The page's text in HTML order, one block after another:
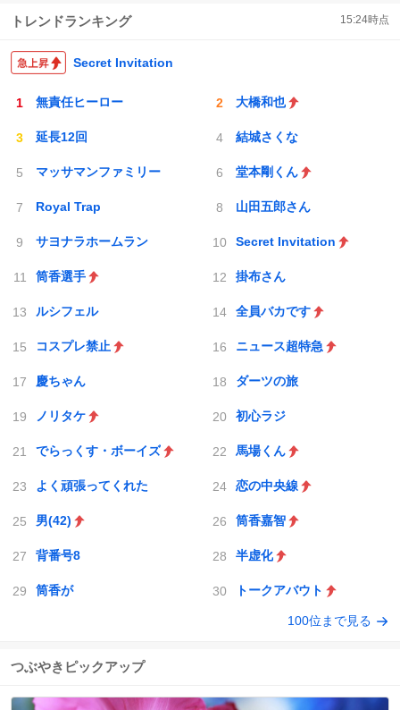
トレンドランキング 15:24時点
Secret Invitation
無責任ヒーロー 大橋和也
延長12回 結城さくな
マッサマンファミリー 堂本剛くん
Royal Trap 山田五郎さん
サヨナラホームラン Secret Invitation
筒香選手 掛布さん
ルシフェル 全員バカです
コスプレ禁止 ニュース超特急
慶ちゃん ダーツの旅
ノリタケ 初心ラジ
でらっくす・ボーイズ 馬場くん
よく頑張ってくれた 恋の中央線
男(42) 筒香嘉智
背番号8 半虚化
筒香が トークアバウト
100位まで見る
つぶやきピックアップ